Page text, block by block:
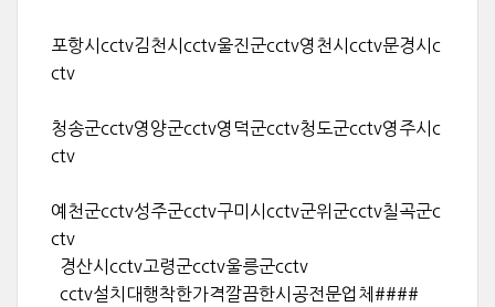
포항시cctv김천시cctv울진군cctv영천시cctv문경시c
ctv
청송군cctv영양군cctv영덕군cctv청도군cctv영주시c
ctv
예천군cctv성주군cctv구미시cctv군위군cctv칠곡군c
ctv
경산시cctv고령군cctv울릉군cctv
cctv설치대행착한가격깔끔한시공전문업체####